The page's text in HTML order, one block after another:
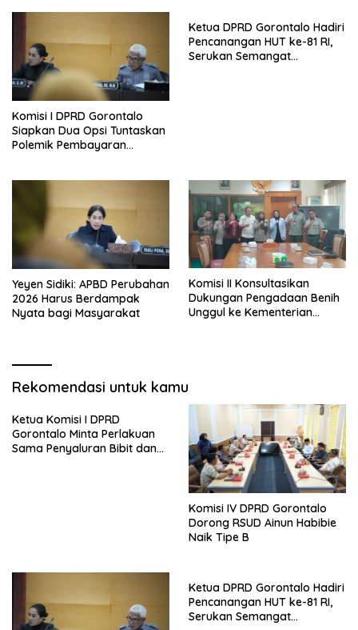
Komisi I DPRD Gorontalo
Siapkan Dua Opsi Tuntaskan
Polemik Pembayaran
Ketua DPRD Gorontalo Hadiri
Pencanangan HUT ke-81 RI,
Serukan Semangat
Yeyen Sidiki: APBD Perubahan
2026 Harus Berdampak
Nyata bagi Masyarakat
Komisi II Konsultasikan
Dukungan Pengadaan Benih
Unggul ke Kementerian
Rekomendasi untuk kamu
Ketua Komisi I DPRD
Gorontalo Minta Perlakuan
Sama Penyaluran Bibit dan
Komisi IV DPRD Gorontalo
Dorong RSUD Ainun Habibie
Naik Tipe B
Ketua DPRD Gorontalo Hadiri
Pencanangan HUT ke-81 RI,
Serukan Semangat